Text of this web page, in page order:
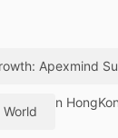
Apexmind
Held in